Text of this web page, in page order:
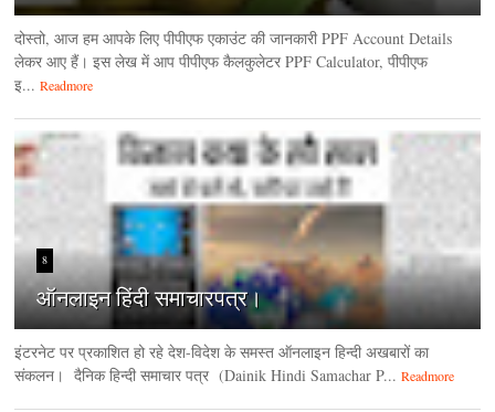
दोस्तो, आज हम आपके लिए पीपीएफ एकाउंट की जानकारी PPF Account Details
लेकर आए हैं। इस लेख में आप पीपीएफ कैलकुलेटर PPF Calculator, पीपीएफ
इ... Readmore
8
ऑनलाइन हिंदी समाचारपत्र।
इंटरनेट पर प्रकाशित हो रहे देश-विदेश के समस्त ऑनलाइन हिन्दी अखबारों का
संकलन। दैनिक हिन्‍दी समाचार पत्र (Dainik Hindi Samachar P... Readmore